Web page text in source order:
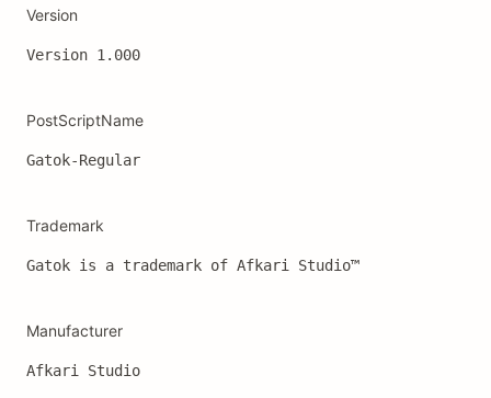
Version
Version 1.000
PostScriptName
Gatok-Regular
Trademark
Gatok is a trademark of Afkari Studio™
Manufacturer
Afkari Studio